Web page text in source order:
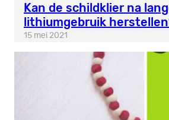
Kan de schildklier na
lithiumgebruik
15 mei 2021